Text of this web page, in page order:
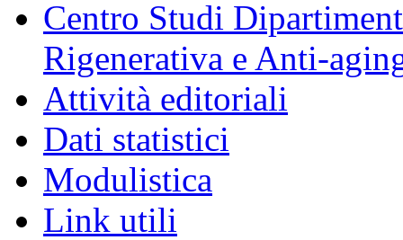
Centro Studi
Rigenerativa e Anti-
Attività editoriali
Dati statistici
Modulistica
Link utili